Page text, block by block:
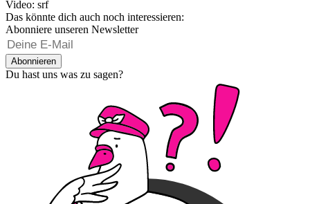
Video: srf
Das könnte dich auch noch interessieren:
Abonniere unseren Newsletter
Abonnieren
Du hast uns was zu sagen?